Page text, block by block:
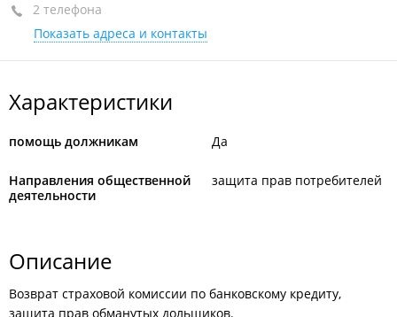
3-й этаж, оф. 314
+7 (423) 298-00-30
По предварительному звонку
2 телефона
Показать адреса и контакты
Характеристики
помощь должникам Да
Направления общественной
деятельности
защита прав потребителей
Описание
Возврат страховой комиссии по банковскому кредиту,
защита прав обманутых дольщиков.